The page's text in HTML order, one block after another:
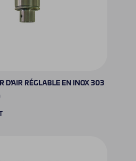
D'AIR RÉGLABLE EN INOX 303